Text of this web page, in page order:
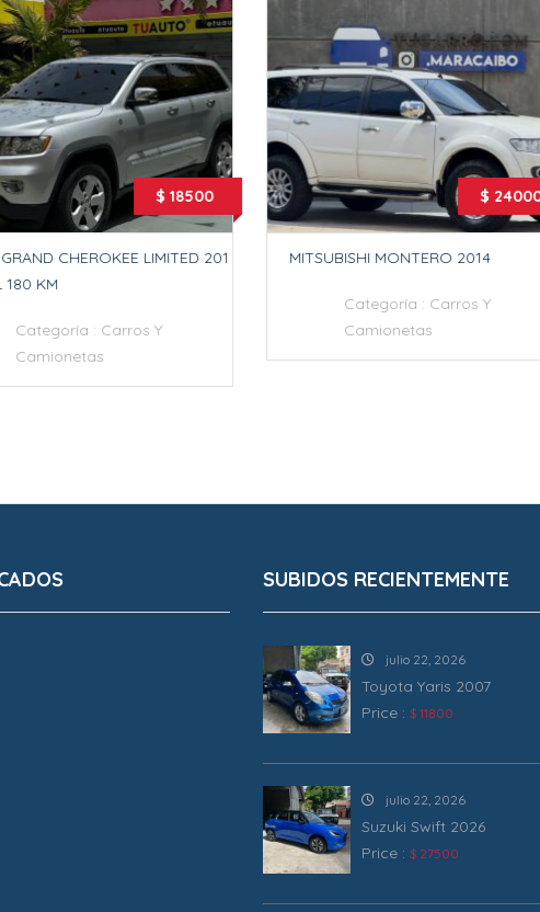
$ 18500
CHEROKEE LIMITED 201
180 KM
Categoría : Carros Y
Camionetas
$ 24000
MITSUBISHI MONTERO 2014
Categoría : Carros Y
Camionetas
SUBIDOS RECIENTEMENTE
julio 22, 2026
Toyota Yaris 2007
Price : $ 11800
julio 22, 2026
Suzuki Swift 2026
Price : $ 27500